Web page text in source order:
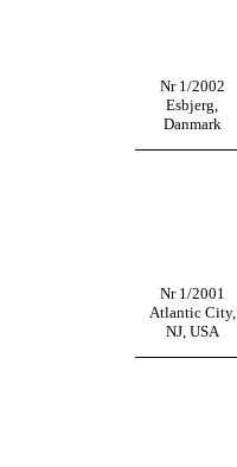
Nr 1/2002
Esbjerg,
Danmark
Nr 1/2001
Atlantic City,
NJ, USA